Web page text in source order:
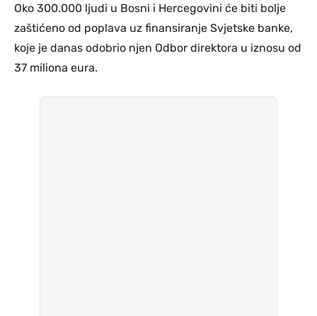
Oko 300.000 ljudi u Bosni i Hercegovini će biti bolje
zaštićeno od poplava uz finansiranje Svjetske banke,
koje je danas odobrio njen Odbor direktora u iznosu od
37 miliona eura.